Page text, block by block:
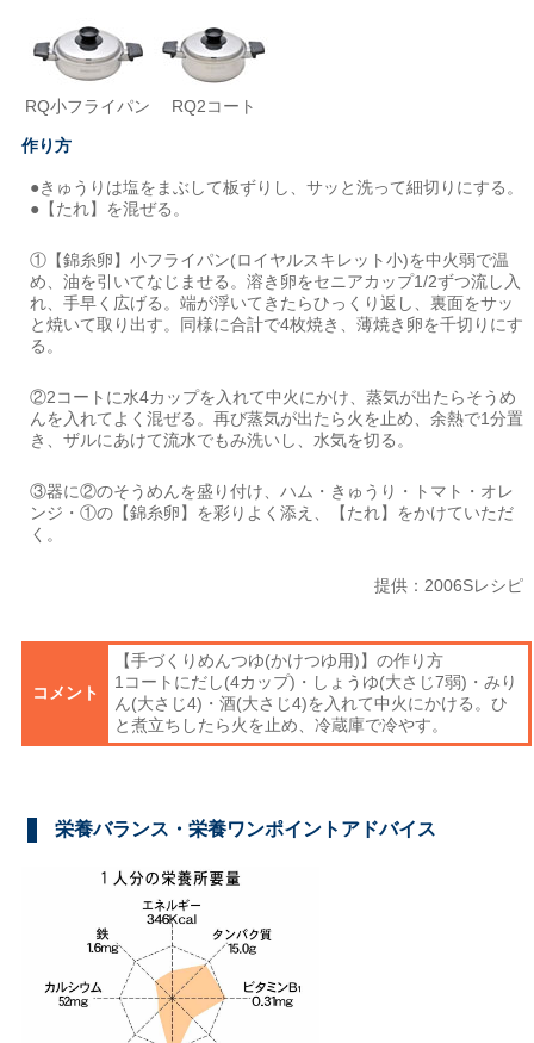
RQ小フライパン RQ2コート
作り方
●きゅうりは塩をまぶして板ずりし、サッと洗って細切りにする。
●【たれ】を混ぜる。
①【錦糸卵】小フライパン(ロイヤルスキレット小)を中火弱で温
め、油を引いてなじませる。溶き卵をセニアカップ1/2ずつ流し入
れ、手早く広げる。端が浮いてきたらひっくり返し、裏面をサッ
と焼いて取り出す。同様に合計で4枚焼き、薄焼き卵を千切りにす
る。
②2コートに水4カップを入れて中火にかけ、蒸気が出たらそうめ
んを入れてよく混ぜる。再び蒸気が出たら火を止め、余熱で1分置
き、ザルにあけて流水でもみ洗いし、水気を切る。
③器に②のそうめんを盛り付け、ハム・きゅうり・トマト・オレ
ンジ・①の【錦糸卵】を彩りよく添え、【たれ】をかけていただ
く。
提供：2006Sレシピ
コメント
【手づくりめんつゆ(かけつゆ用)】の作り方
1コートにだし(4カップ)・しょうゆ(大さじ7弱)・みり
ん(大さじ4)・酒(大さじ4)を入れて中火にかける。ひ
と煮立ちしたら火を止め、冷蔵庫で冷やす。
栄養バランス・栄養ワンポイントアドバイス